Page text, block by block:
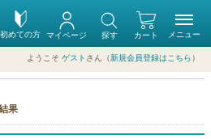
初めての方 カート
マイページ 探す
ようこそ ゲスト さん（新規会員登録はこちら ）
メニュー
果